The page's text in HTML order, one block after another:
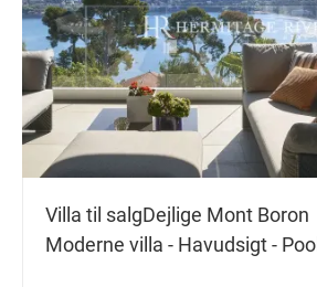
Villa til salgDejlige Mont Boron
Moderne villa - Havudsigt - Pool